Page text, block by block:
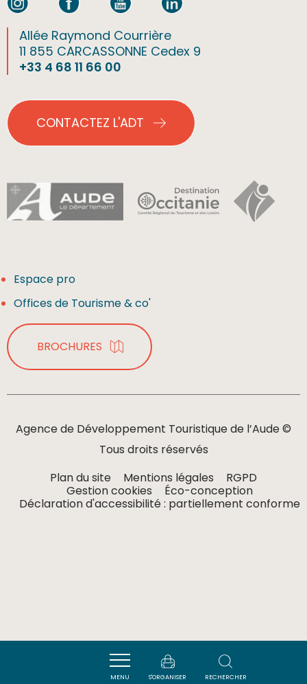
MENU S'ORGANISER RECHERCHER
Allée Raymond Courrière
11 855 CARCASSONNE Cedex 9
+33 4 68 11 66 00
CONTACTEZ L'ADT
Espace pro
Offices de Tourisme & co'
BROCHURES
Agence de Développement Touristique de l’Aude ©
Tous droits réservés
Plan du site
Mentions légales
RGPD
Gestion cookies
Éco-conception
Déclaration d'accessibilité : partiellement conforme